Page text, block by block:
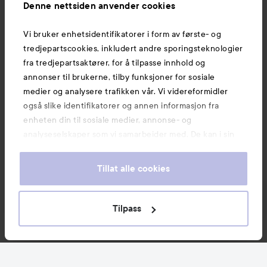
Denne nettsiden anvender cookies
Vi bruker enhetsidentifikatorer i form av første- og
tredjepartscookies, inkludert andre sporingsteknologier
fra tredjepartsaktører, for å tilpasse innhold og
annonser til brukerne, tilby funksjoner for sosiale
medier og analysere trafikken vår. Vi videreformidler
også slike identifikatorer og annen informasjon fra
enheten din til sosiale medier, annonse- og
analyseselskaper som vi samarbeider med. De kan i sin
informasjon som du har oppgitt eller som de har samlet
våre cookies ved å fortsette å bruke nettsiden vår. For
informasjon om hvordan du kan endre innstillingene for
Tillat alle cookies
Tilpass
Også av interesse
E-handel av Avensia